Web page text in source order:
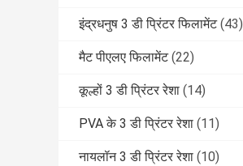
इंद्रधनुष 3 डी प्रिंटर फिलामेंट (43)
मैट पीएलए फिलामेंट (22)
कूल्हों 3 डी प्रिंटर रेशा (14)
PVA के 3 डी प्रिंटर रेशा (11)
नायलॉन 3 डी प्रिंटर रेशा (10)